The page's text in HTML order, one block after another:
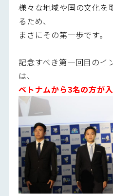
様々な地域や国の文化を
るため、
まさにその第一歩です。
記念すべき第一回目のイ
は、
ベトナムから3名の方が